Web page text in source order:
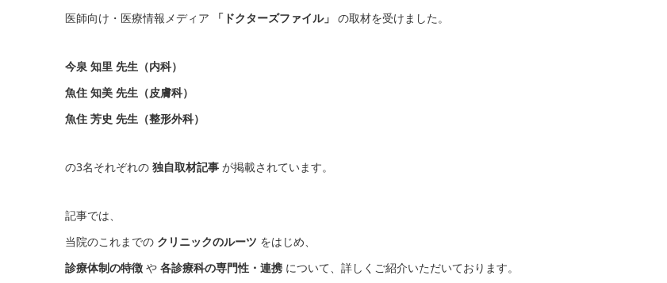
医師向け・医療情報メディア
「ドクターズファイル」 の取材を受けました。
今泉 知里 先生（内科）
魚住 知美 先生（皮膚科）
魚住 芳史 先生（整形外科）
の3名それぞれの 独自取材記事 が掲載されています。
記事では、
当院のこれまでの クリニックのルーツ をはじめ、
診療体制の特徴 や 各診療科の専門性・連携 について、詳しくご紹介いただいております。